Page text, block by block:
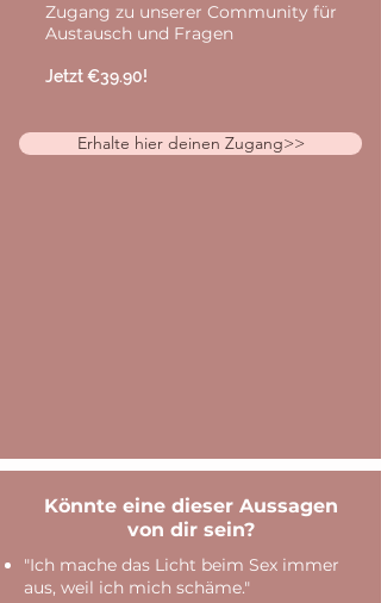
Zugang zu unserer Community für
Austausch und Fragen
Jetzt €39.90!
Erhalte hier deinen Zugang>>
Könnte eine dieser Aussagen
von dir sein?
"Ich mache das Licht beim Sex immer
aus, weil ich mich schäme."